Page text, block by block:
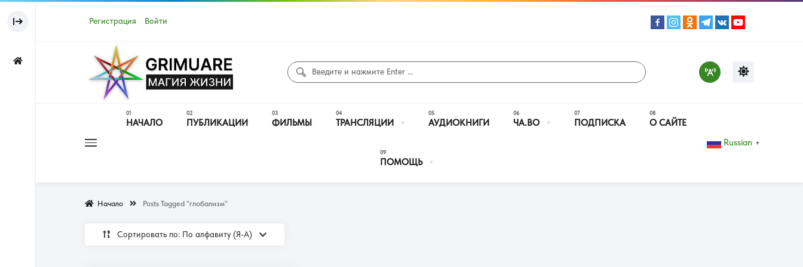
Регистрация Войти
НАЧАЛО ПУБЛИКАЦИИ ФИЛЬМЫ ТРАНСЛЯЦИИ АУДИОКНИГИ ЧА.ВО ПОДПИСКА О САЙТЕ
ПОМОЩЬ
Russian ▼
Начало Posts Tagged "глобализм"
Сортировать по: По алфавиту (Я-А)